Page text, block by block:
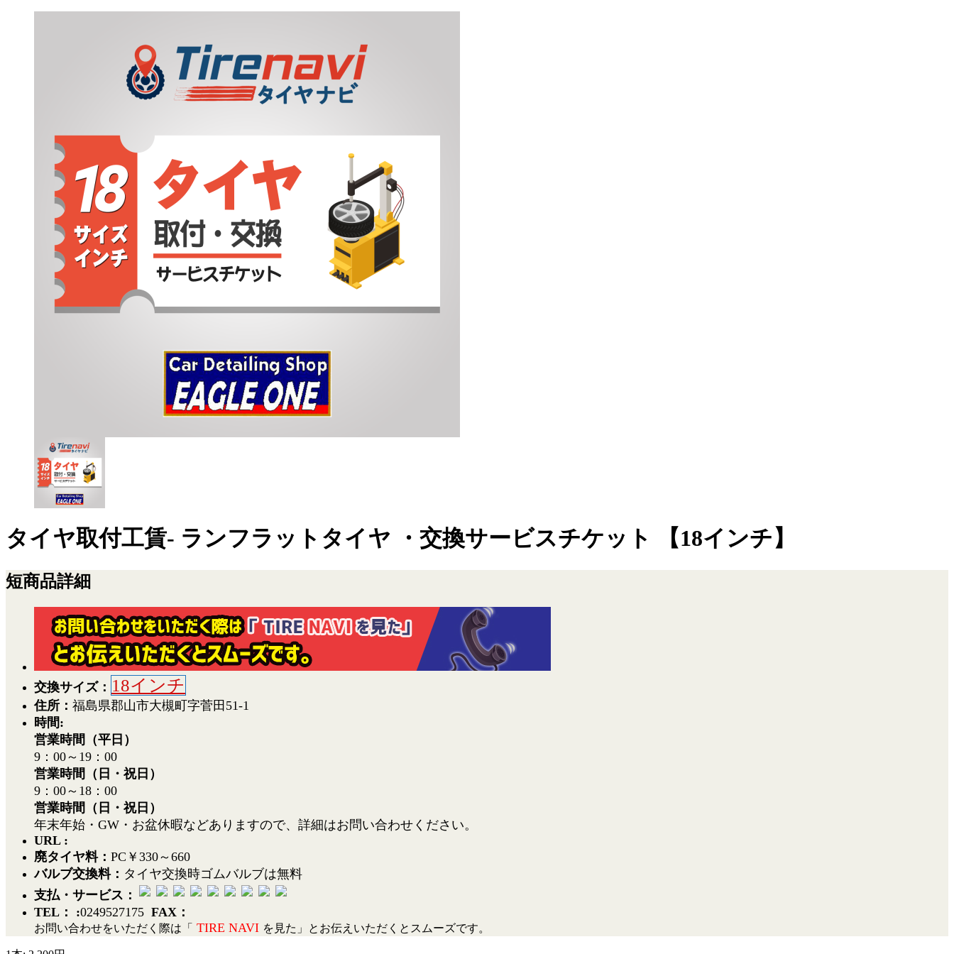
タイヤ取付工賃- ランフラットタイヤ ・交換サービスチケット 【18インチ】
短商品詳細
交換サイズ： 18インチ
住所： 福島県郡山市大槻町字菅田51-1
時間:
営業時間（平日）
9：00～19：00
営業時間（日・祝日）
9：00～18：00
営業時間（日・祝日）
年末年始・GW・お盆休暇などありますので、詳細はお問い合わせください。
URL :
廃タイヤ料： PC￥330～660
バルブ交換料： タイヤ交換時ゴムバルブは無料
支払・サービス：
TEL： :0249527175 FAX：
お問い合わせをいただく際は「 TIRE NAVI を見た」とお伝えいただくとスムーズです。